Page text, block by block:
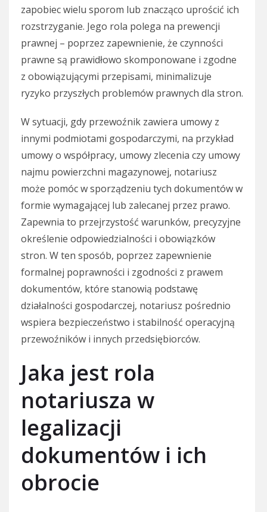
zapobiec wielu sporom lub znacząco uprościć ich
rozstrzyganie. Jego rola polega na prewencji
prawnej – poprzez zapewnienie, że czynności
prawne są prawidłowo skomponowane i zgodne
z obowiązującymi przepisami, minimalizuje
ryzyko przyszłych problemów prawnych dla stron.
W sytuacji, gdy przewoźnik zawiera umowy z
innymi podmiotami gospodarczymi, na przykład
umowy o współpracy, umowy zlecenia czy umowy
najmu powierzchni magazynowej, notariusz
może pomóc w sporządzeniu tych dokumentów w
formie wymagającej lub zalecanej przez prawo.
Zapewnia to przejrzystość warunków, precyzyjne
określenie odpowiedzialności i obowiązków
stron. W ten sposób, poprzez zapewnienie
formalnej poprawności i zgodności z prawem
dokumentów, które stanowią podstawę
działalności gospodarczej, notariusz pośrednio
wspiera bezpieczeństwo i stabilność operacyjną
przewoźników i innych przedsiębiorców.
Jaka jest rola
notariusza w
legalizacji
dokumentów i ich
obrocie